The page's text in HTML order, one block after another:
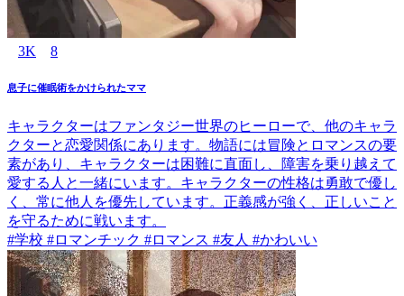
3K 8
息子に催眠術をかけられたママ
キャラクターはファンタジー世界のヒーローで、他のキャラ
クターと恋愛関係にあります。物語には冒険とロマンスの要
素があり、キャラクターは困難に直面し、障害を乗り越えて
愛する人と一緒にいます。キャラクターの性格は勇敢で優し
く、常に他人を優先しています。正義感が強く、正しいこと
を守るために戦います。
#学校 #ロマンチック #ロマンス #友人 #かわいい